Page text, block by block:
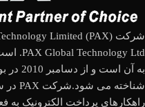
راهکارهای پرداخت الکترونیک